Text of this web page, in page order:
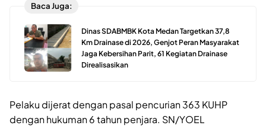
Baca Juga:
Dinas SDABMBK Kota Medan Targetkan 37,8
Km Drainase di 2026, Genjot Peran Masyarakat
Jaga Kebersihan Parit, 61 Kegiatan Drainase
Direalisasikan
Pelaku dijerat dengan pasal pencurian 363 KUHP
dengan hukuman 6 tahun penjara. SN/YOEL